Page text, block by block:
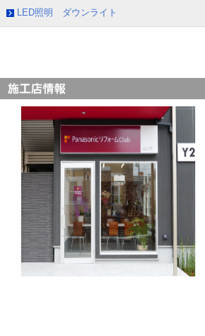
LED照明 ダウンライト